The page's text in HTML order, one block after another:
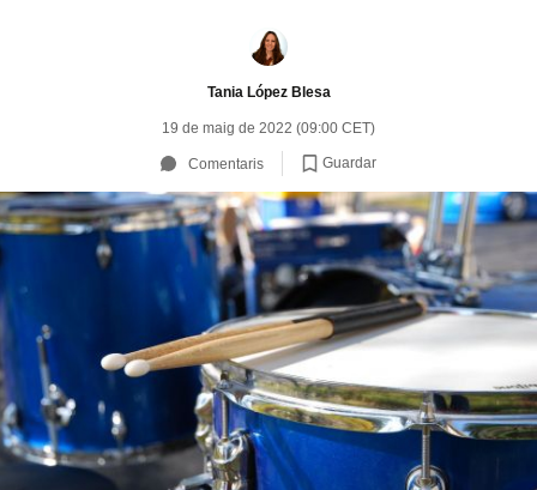
Tania López Blesa
19 de maig de 2022 (09:00 CET)
Comentaris Guardar